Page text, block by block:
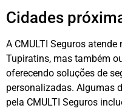
Cidades
A CMULTI Seguros
Tupiratins, mas também
oferecendo soluções de
personalizadas. Algumas
pela CMULTI Seguros